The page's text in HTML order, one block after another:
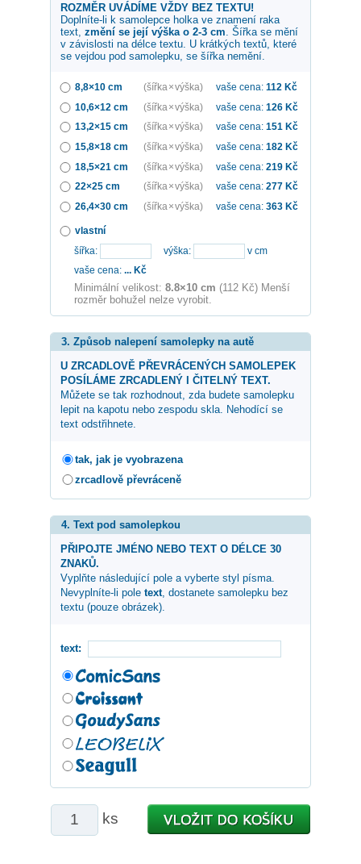
ROZMĚR UVÁDÍME VŽDY BEZ TEXTU!
Doplníte-li k samolepce holka ve znamení raka
text, změní se její výška o 2-3 cm . Šířka se mění
v závislosti na délce textu. U krátkých textů, které
se vejdou pod samolepku, se šířka nemění.
8,8×10 cm (šířka × výška) vaše cena: 112 Kč
10,6×12 cm
(šířka × výška) vaše cena: 126 Kč
13,2×15 cm
(šířka × výška) vaše cena: 151 Kč
15,8×18 cm
(šířka × výška) vaše cena: 182 Kč
18,5×21 cm
(šířka × výška) vaše cena: 219 Kč
22×25 cm
(šířka × výška) vaše cena: 277 Kč
26,4×30 cm
(šířka × výška) vaše cena: 363 Kč
vlastní
šířka:
výška:
v cm
vaše cena: ... Kč
Minimální velikost: 8.8×10 cm (112 Kč) Menší
rozměr bohužel nelze vyrobit.
3. Způsob nalepení samolepky na autě
U ZRCADLOVĚ PŘEVRÁCENÝCH SAMOLEPEK
POSÍLÁME ZRCADLENÝ I ČITELNÝ TEXT.
Můžete se tak rozhodnout, zda budete samolepku
lepit na kapotu nebo zespodu skla. Nehodící se
text odstřihnete.
tak, jak je vyobrazena
zrcadlově převráceně
4. Text pod samolepkou
PŘIPOJTE JMÉNO NEBO TEXT O DÉLCE 30
ZNAKŮ.
Vyplňte následující pole a vyberte styl písma.
Nevyplníte-li pole text, dostanete samolepku bez
textu (pouze obrázek).
text:
ks